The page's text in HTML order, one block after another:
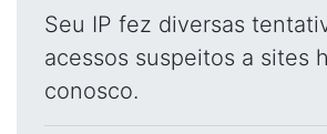
Seu IP fez diversas
acessos suspeitos a sites
conosco.